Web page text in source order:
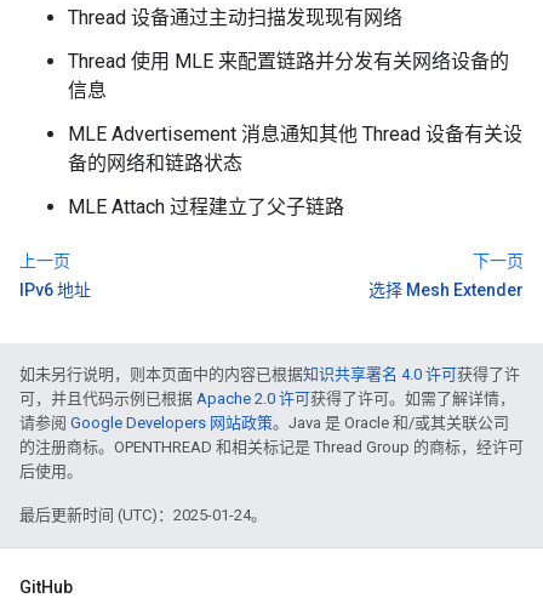
Thread 设备通过主动扫描发现现有网络
Thread 使用 MLE 来配置链路并分发有关网络设备的
信息
MLE Advertisement 消息通知其他 Thread 设备有关设
备的网络和链路状态
MLE Attach 过程建立了父子链路
上一页
IPv6 地址
下一页
选择 Mesh Extender
如未另行说明，则本页面中的内容已根据知识共享署名 4.0 许可获得了许
可，并且代码示例已根据 Apache 2.0 许可获得了许可。如需了解详情，
请参阅 Google Developers 网站政策。Java 是 Oracle 和/或其关联公司
的注册商标。OPENTHREAD 和相关标记是 Thread Group 的商标，经许可
后使用。
最后更新时间 (UTC)：2025-01-24。
GitHub